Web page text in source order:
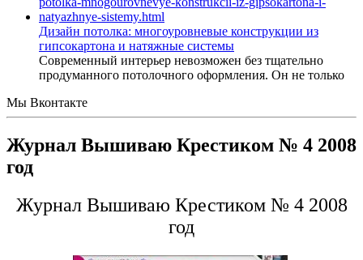
Дизайн потолка: многоуровневые конструкции из
гипсокартона и натяжные системы
Современный интерьер невозможен без тщательно
продуманного потолочного оформления. Он не только
Мы Вконтакте
Журнал Вышиваю Крестиком № 4 2008
год
Журнал Вышиваю Крестиком № 4 2008
год